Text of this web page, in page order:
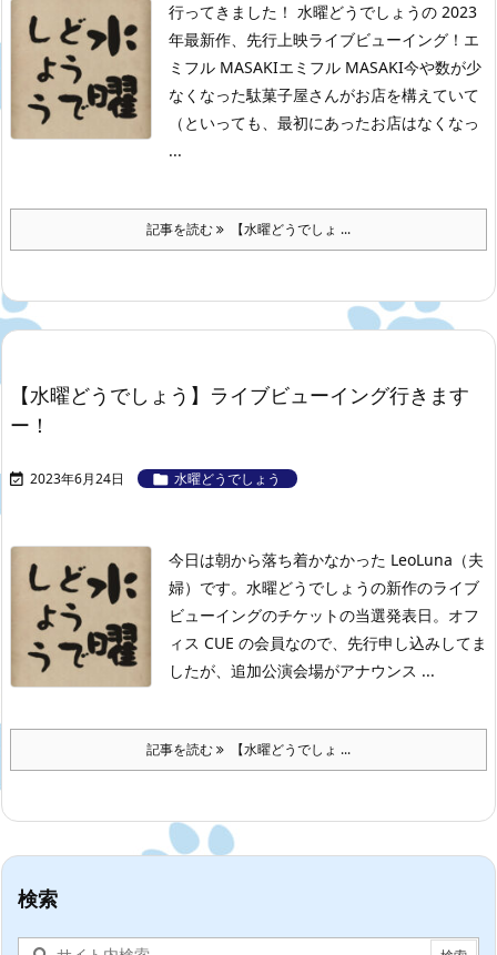
行ってきました！ 水曜どうでしょうの 2023
年最新作、先行上映ライブビューイング！ エ
ミフル MASAKIエミフル MASAKI今や数が少
なくなった駄菓子屋さんがお店を構えていて
（といっても、最初にあったお店はなくなっ
...
記事を読む 【水曜どうでしょ ...
【水曜どうでしょう】ライブビューイング行きます
ー！
 2023年6月24日  水曜どうでしょう
今日は朝から落ち着かなかった LeoLuna（夫
婦）です。 水曜どうでしょうの新作のライブ
ビューイングのチケットの当選発表日。 オフ
ィス CUE の会員なので、先行申し込みしてま
したが、追加公演会場がアナウンス ...
記事を読む 【水曜どうでしょ ...
検索